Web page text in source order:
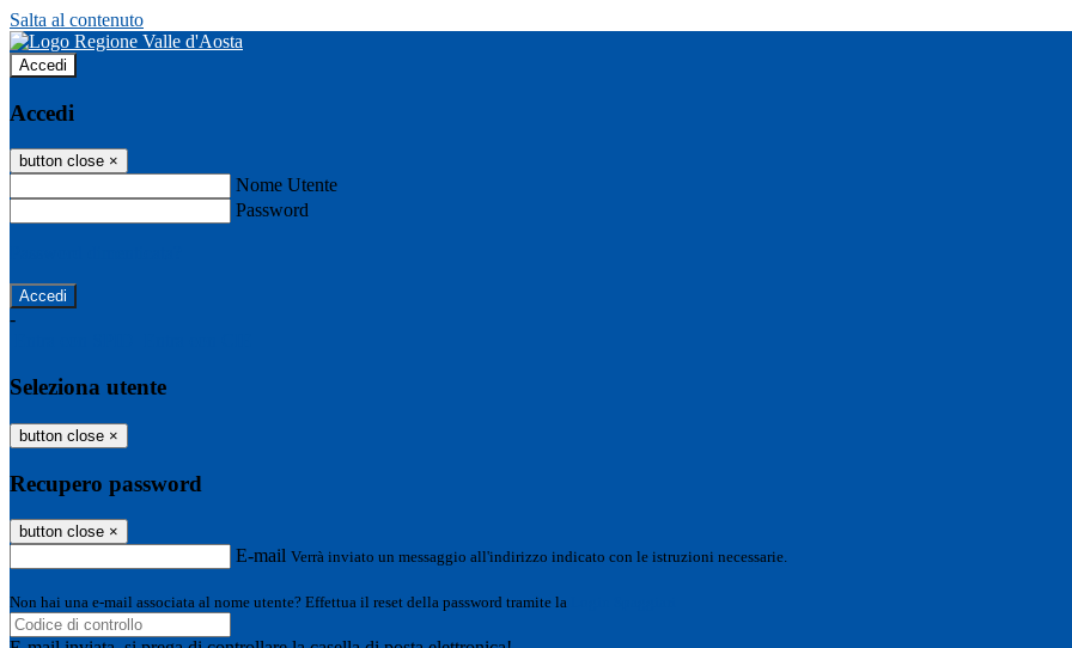
Salta al contenuto
Accedi
Accedi
button close ×
Nome Utente
Password
-
Seleziona utente
button close ×
Recupero password
button close ×
E-mail Verrà inviato un messaggio all'indirizzo indicato con le istruzioni necessarie.
Non hai una e-mail associata al nome utente? Effettua il reset della password tramite la